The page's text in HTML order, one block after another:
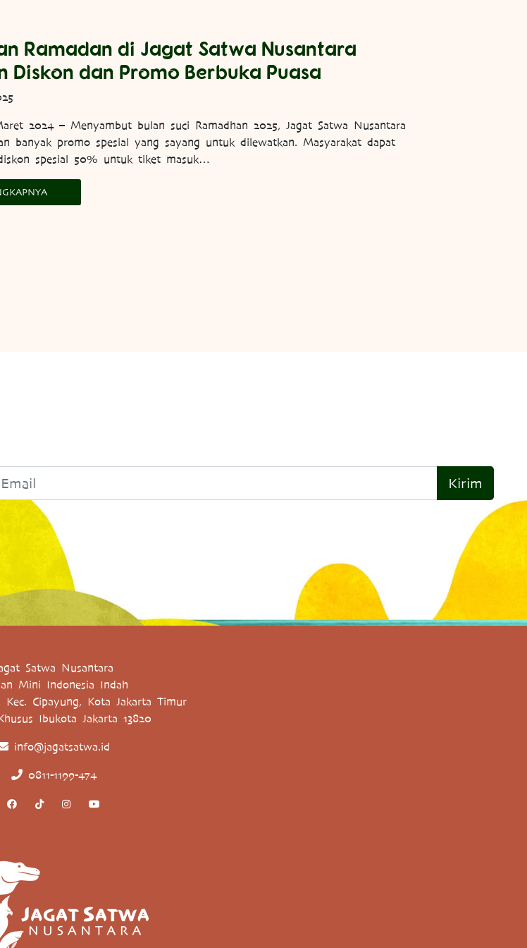
Ramadan di Jagat Satwa Nusantara
Diskon dan Promo Berbuka Puasa
2024 – Menyambut bulan suci Ramadhan 2025, Jagat Satwa Nusantara
banyak promo spesial yang sayang untuk dilewatkan. Masyarakat dapat
spesial 50% untuk tiket masuk…
Kirim
Satwa Nusantara
Mini Indonesia Indah
Kec. Cipayung, Kota Jakarta Timur
Ibukota Jakarta 13820
info@jagatsatwa.id
0811-1199-474